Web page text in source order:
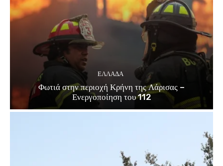
ΕΛΛΑΔΑ
Φωτιά στην περιοχή Κρήνη της Λάρισας –
Ενεργοποίηση του 112